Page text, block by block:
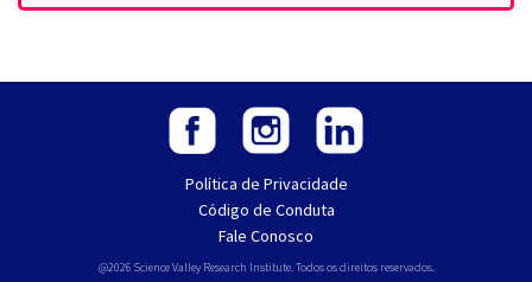
Política de Privacidade
Código de Conduta
Fale Conosco
@2026 Science Valley Research Institute. Todos os direitos reservados.